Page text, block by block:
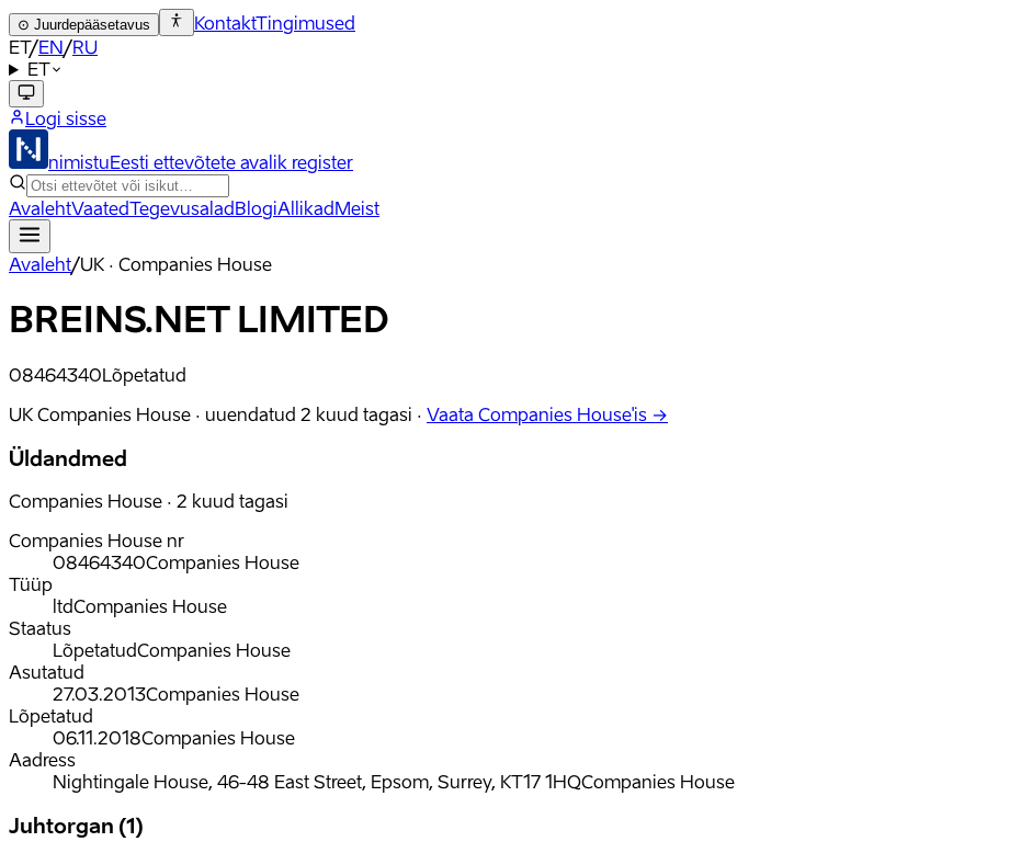
⊙ Juurdepääsetavus KontaktTingimused
ET/EN/RU
ET
Logi sisse
nimistuEesti ettevõtete avalik register
AvalehtVaatedTegevusaladBlogiAllikadMeist
Avaleht/UK · Companies House
BREINS.NET LIMITED
08464340Lõpetatud
UK Companies House · uuendatud 2 kuud tagasi · Vaata Companies House'is →
Üldandmed
Companies House · 2 kuud tagasi
Companies House nr
08464340Companies House
Tüüp
ltdCompanies House
Staatus
LõpetatudCompanies House
Asutatud
27.03.2013Companies House
Lõpetatud
06.11.2018Companies House
Aadress
Nightingale House, 46-48 East Street, Epsom, Surrey, KT17 1HQCompanies House
Juhtorgan (1)